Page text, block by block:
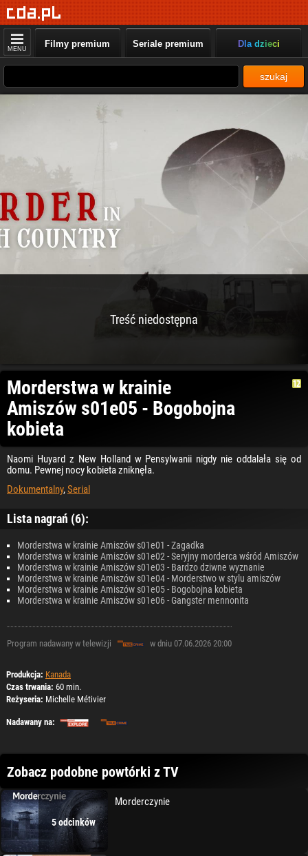
MENU Filmy premium Seriale premium Dla dzieci
szukaj
Treść niedostępna
Morderstwa w krainie
Amiszów s01e05 - Bogobojna
kobieta
Naomi Huyard z New Holland w Pensylwanii nigdy nie oddalała się od
domu. Pewnej nocy kobieta zniknęła.
Dokumentalny,Serial
Lista nagrań (6):
Morderstwa w krainie Amiszów s01e01 - Zagadka
Morderstwa w krainie Amiszów s01e02 - Seryjny morderca wśród Amiszów
Morderstwa w krainie Amiszów s01e03 - Bardzo dziwne wyznanie
Morderstwa w krainie Amiszów s01e04 - Morderstwo w stylu amiszów
Morderstwa w krainie Amiszów s01e05 - Bogobojna kobieta
Morderstwa w krainie Amiszów s01e06 - Gangster mennonita
Program nadawany w telewizji w dniu 07.06.2026 20:00
Produkcja: Kanada
Czas trwania: 60 min.
Reżyseria: Michelle Métivier
Nadawany na:
Zobacz podobne powtórki z TV
5 odcinków
Morderczynie